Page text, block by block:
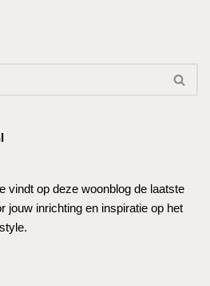
vindt op deze woonblog de laatste
jouw inrichting en inspiratie op het